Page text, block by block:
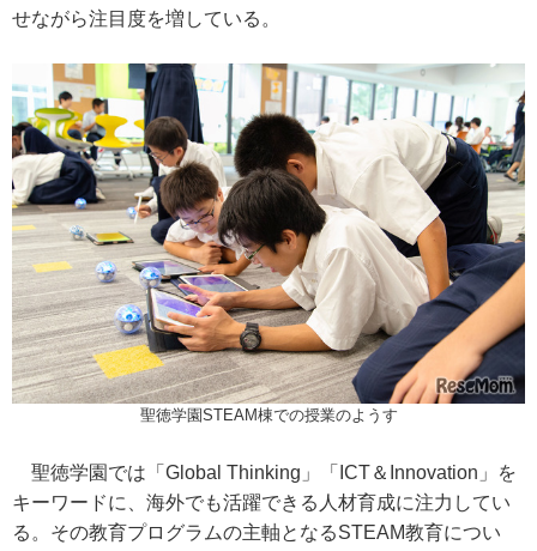
せながら注目度を増している。
聖徳学園STEAM棟での授業のようす
聖徳学園では「Global Thinking」「ICT＆Innovation」を
キーワードに、海外でも活躍できる人材育成に注力してい
る。その教育プログラムの主軸となるSTEAM教育につい